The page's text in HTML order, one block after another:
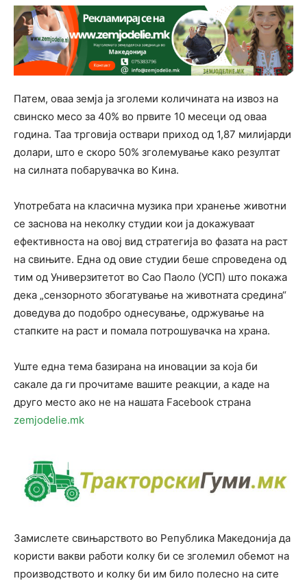
Патем, оваа земја ја зголеми количината на извоз на
свинско месо за 40% во првите 10 месеци од оваа
година. Таа трговија оствари приход од 1,87 милијарди
долари, што е скоро 50% зголемување како резултат
на силната побарувачка во Кина.
Употребата на класична музика при хранење животни
се заснова на неколку студии кои ја докажуваат
ефективноста на овој вид стратегија во фазата на раст
на свињите. Една од овие студии беше спроведена од
тим од Универзитетот во Сао Паоло (УСП) што покажа
дека „сензорното збогатување на животната средина“
доведува до подобро однесување, одржување на
стапките на раст и помала потрошувачка на храна.
Уште една тема базирана на иновации за која би
сакале да ги прочитаме вашите реакции, а каде на
друго место ако не на нашата Facebook страна
zemjodelie.mk
Замислете свињарството во Република Македонија да
користи вакви работи колку би се зголемил обемот на
производството и колку би им било полесно на сите